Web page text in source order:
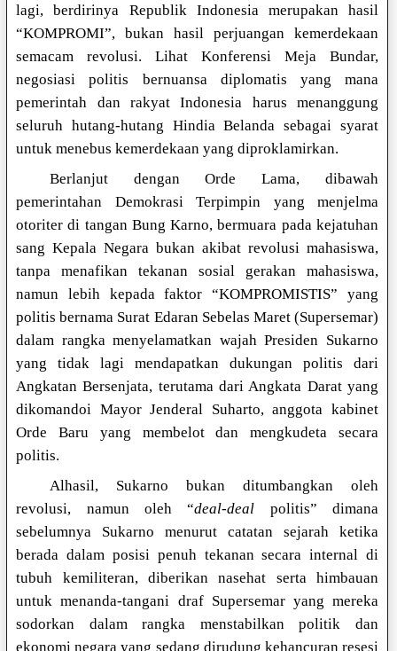
lagi, berdirinya Republik Indonesia merupakan hasil
“KOMPROMI”, bukan hasil perjuangan kemerdekaan
semacam revolusi. Lihat Konferensi Meja Bundar,
negosiasi politis bernuansa diplomatis yang mana
pemerintah dan rakyat Indonesia harus menanggung
seluruh hutang-hutang Hindia Belanda sebagai syarat
untuk menebus kemerdekaan yang diproklamirkan.
Berlanjut dengan Orde Lama, dibawah
pemerintahan Demokrasi Terpimpin yang menjelma
otoriter di tangan Bung Karno, bermuara pada kejatuhan
sang Kepala Negara bukan akibat revolusi mahasiswa,
tanpa menafikan tekanan sosial gerakan mahasiswa,
namun lebih kepada faktor “KOMPROMISTIS” yang
politis bernama Surat Edaran Sebelas Maret (Supersemar)
dalam rangka menyelamatkan wajah Presiden Sukarno
yang tidak lagi mendapatkan dukungan politis dari
Angkatan Bersenjata, terutama dari Angkata Darat yang
dikomandoi Mayor Jenderal Suharto, anggota kabinet
Orde Baru yang membelot dan mengkudeta secara
politis.
Alhasil, Sukarno bukan ditumbangkan oleh
revolusi, namun oleh “deal-deal politis” dimana
sebelumnya Sukarno menurut catatan sejarah ketika
berada dalam posisi penuh tekanan secara internal di
tubuh kemiliteran, diberikan nasehat serta himbauan
untuk menanda-tangani draf Supersemar yang mereka
sodorkan dalam rangka menstabilkan politik dan
ekonomi negara yang sedang dirudung kehancuran resesi